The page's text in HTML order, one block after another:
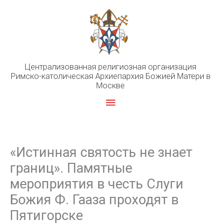
Централизованная религиозная организация
Римско-католическая Архиепархия Божией Матери в
Москве
Главное
«Истинная святость не знает
границ». Памятные
мероприятия в честь Слуги
Божия Ф. Гааза проходят в
Пятигорске